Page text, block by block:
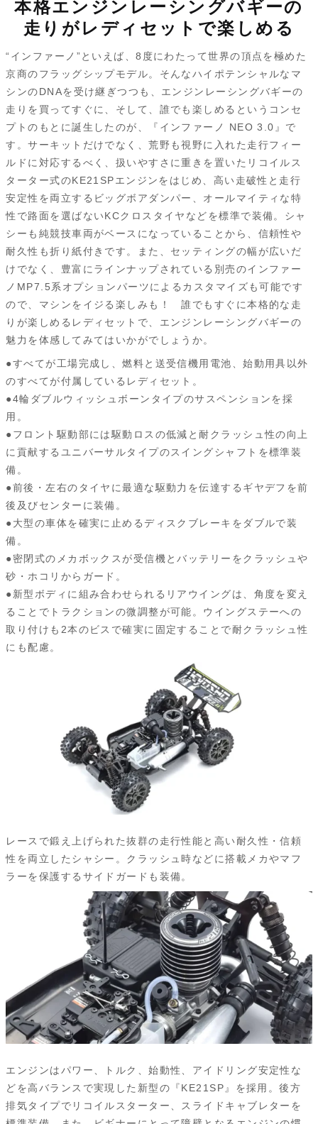
b
o
k
s
k
a t l
本格エンジンレーシングバギーの
走りがレディセットで楽しめる
“インファーノ”といえば、8度にわたって世界の頂点を極めた
京商のフラッグシップモデル。そんなハイポテンシャルなマ
シンのDNAを受け継ぎつつも、エンジンレーシングバギーの
走りを買ってすぐに、そして、誰でも楽しめるというコンセ
プトのもとに誕生したのが、『インファーノ NEO 3.0』で
す。サーキットだけでなく、荒野も視野に入れた走行フィー
ルドに対応するべく、扱いやすさに重きを置いたリコイルス
ターター式のKE21SPエンジンをはじめ、高い走破性と走行
安定性を両立するビッグボアダンパー、オールマイティな特
性で路面を選ばないKCクロスタイヤなどを標準で装備。シャ
シーも純競技車両がベースになっていることから、信頼性や
耐久性も折り紙付きです。また、セッティングの幅が広いだ
けでなく、豊富にラインナップされている別売のインファー
ノMP7.5系オプションパーツによるカスタマイズも可能です
ので、マシンをイジる楽しみも！ 誰でもすぐに本格的な走
りが楽しめるレディセットで、エンジンレーシングバギーの
魅力を体感してみてはいかがでしょうか。
●すべてが工場完成し、燃料と送受信機用電池、始動用具以外
のすべてが付属しているレディセット。
●4輪ダブルウィッシュボーンタイプのサスペンションを採
用。
●フロント駆動部には駆動ロスの低減と耐クラッシュ性の向上
に貢献するユニバーサルタイプのスイングシャフトを標準装
備。
●前後・左右のタイヤに最適な駆動力を伝達するギヤデフを前
後及びセンターに装備。
●大型の車体を確実に止めるディスクブレーキをダブルで装
備。
●密閉式のメカボックスが受信機とバッテリーをクラッシュや
砂・ホコリからガード。
●新型ボディに組み合わせられるリアウイングは、角度を変え
ることでトラクションの微調整が可能。ウイングステーへの
取り付けも2本のビスで確実に固定することで耐クラッシュ性
にも配慮。
レースで鍛え上げられた抜群の走行性能と高い耐久性・信頼
性を両立したシャシー。クラッシュ時などに搭載メカやマフ
ラーを保護するサイドガードも装備。
エンジンはパワー、トルク、始動性、アイドリング安定性な
どを高バランスで実現した新型の『KE21SP』を採用。後方
排気タイプでリコイルスターター、スライドキャブレターを